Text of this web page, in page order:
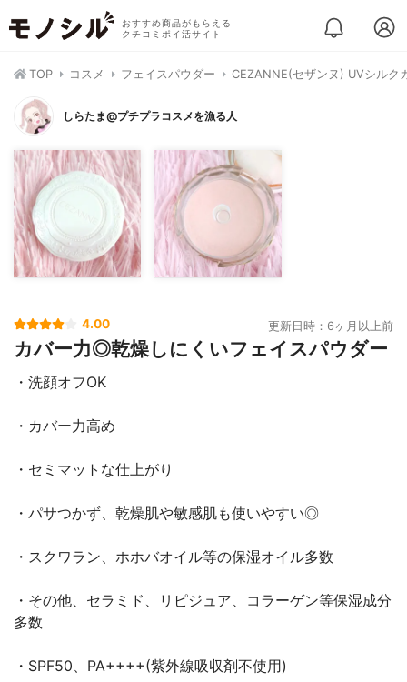
おすすめ商品がもらえる
クチコミポイ活サイト
TOP コスメ フェイスパウダー CEZANNE(セザンヌ) UVシルク
しらたま@プチプラコスメを漁る人
4.00 更新日時：6ヶ月以上前
カバー力◎乾燥しにくいフェイスパウダー
・洗顔オフOK
・カバー力高め
・セミマットな仕上がり
・パサつかず、乾燥肌や敏感肌も使いやすい◎
・スクワラン、ホホバオイル等の保湿オイル多数
・その他、セラミド、リピジュア、コラーゲン等保湿成分
多数
・SPF50、PA++++(紫外線吸収剤不使用)